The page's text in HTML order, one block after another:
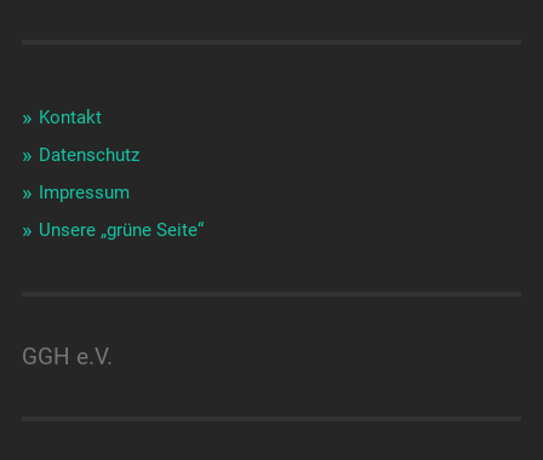
Kontakt
Datenschutz
Impressum
Unsere „grüne Seite“
GGH e.V.